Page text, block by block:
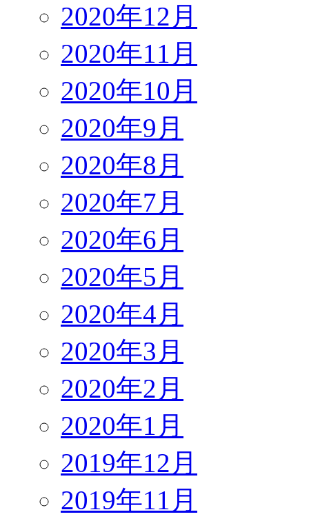
2020年12月
2020年11月
2020年10月
2020年9月
2020年8月
2020年7月
2020年6月
2020年5月
2020年4月
2020年3月
2020年2月
2020年1月
2019年12月
2019年11月